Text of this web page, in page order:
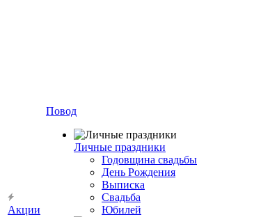
Акции
Повод
Личные праздники
Годовщина свадьбы
День Рождения
Выписка
Свадьба
Юбилей